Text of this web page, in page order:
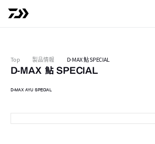
Top 製品情報 D-MAX 鮎 SPECIAL
D-MAX 鮎 SPECIAL
D-MAX AYU SPECIAL